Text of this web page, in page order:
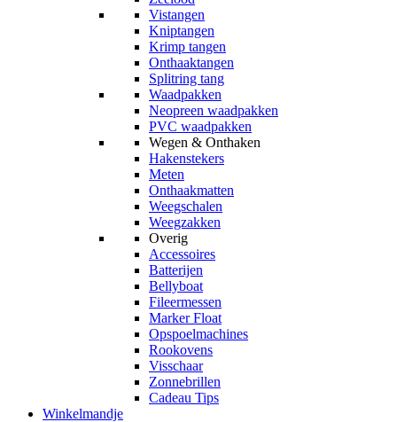
Vistangen
Kniptangen
Krimp tangen
Onthaaktangen
Splitring tang
Waadpakken
Neopreen waadpakken
PVC waadpakken
Wegen & Onthaken
Hakenstekers
Meten
Onthaakmatten
Weegschalen
Weegzakken
Overig
Accessoires
Batterijen
Bellyboat
Fileermessen
Marker Float
Opspoelmachines
Rookovens
Visschaar
Zonnebrillen
Cadeau Tips
Winkelmandje